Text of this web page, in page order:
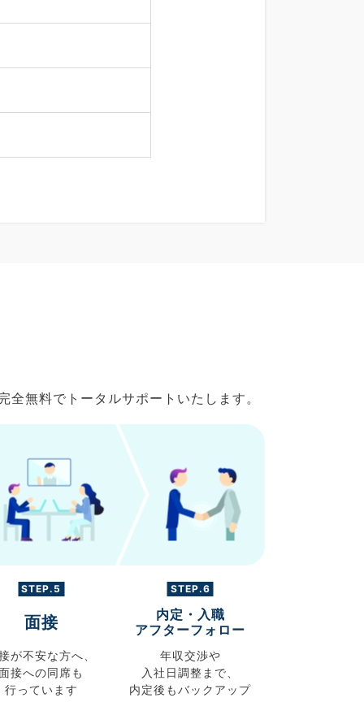
無料でトータルサポートいたします。
STEP.5
面接
が不安な方へ、
接への同席も
行っています
STEP.6
内定・入職
アフターフォロー
年収交渉や
入社日調整まで、
内定後もバックアップ